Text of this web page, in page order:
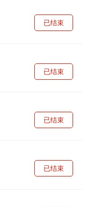
已结束
已结束
已结束
已结束